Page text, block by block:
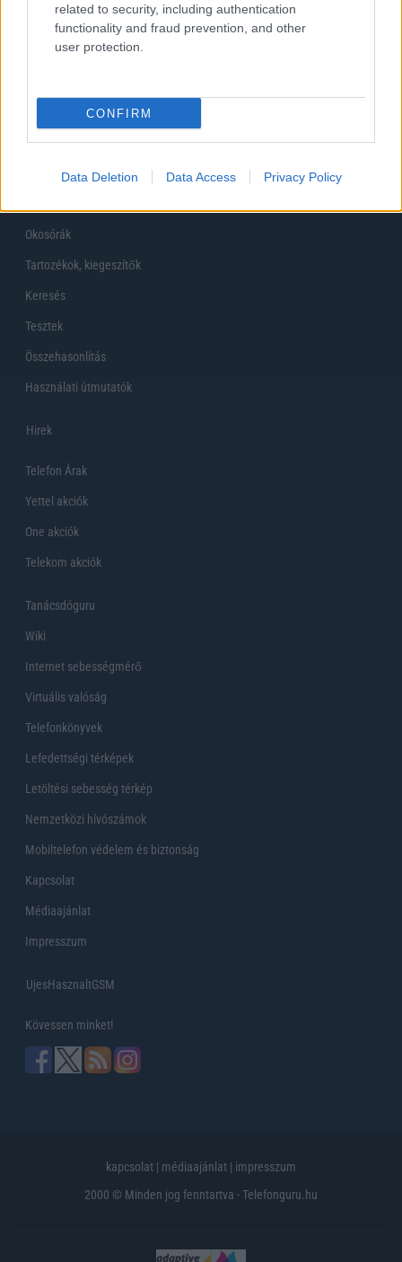
related to security, including authentication
functionality and fraud prevention, and other
user protection.
CONFIRM
Data Deletion Data Access Privacy Policy
Főoldal
Készülékekguru
Mobiltelefonok
Okosórák
Tartozékok, kiegeszítők
Keresés
Tesztek
Összehasonlítás
Használati útmutatók
Hirek
Telefon Árak
Yettel akciók
One akciók
Telekom akciók
Tanácsdóguru
Wiki
Internet sebességmérő
Virtuális valóság
Telefonkönyvek
Lefedettségi térképek
Letöltési sebesség térkép
Nemzetközi hívószámok
Mobiltelefon védelem és biztonság
Kapcsolat
Médiaajánlat
Impresszum
UjesHasznaltGSM
Kövessen minket!
kapcsolat | médiaajánlat | impresszum
2000 © Minden jog fenntartva - Telefonguru.hu